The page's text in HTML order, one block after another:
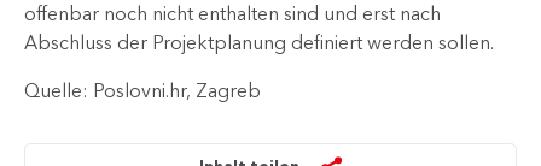
offenbar noch nicht enthalten sind und erst nach
Abschluss der Projektplanung definiert werden sollen.​
Quelle: Poslovni.hr, Zagreb